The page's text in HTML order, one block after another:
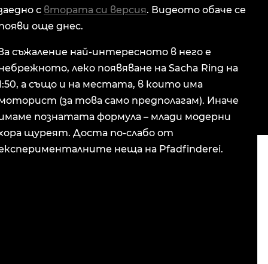
с втората си версия. Видеото обаче се
още днес.
съжаление най-интересното в него е
леко появяване на Sacha Ring на
а също и на местата, в които има
(за това само предполагам). Иначе
познатата формула – млади модерни
щуреят. Доста по-слабо от
неща на Pfadfinderei.